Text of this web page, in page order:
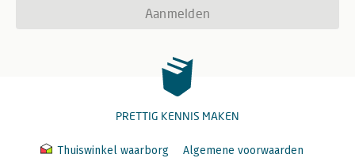
Aanmelden
PRETTIG KENNIS MAKEN
Thuiswinkel waarborg
Algemene voorwaarden